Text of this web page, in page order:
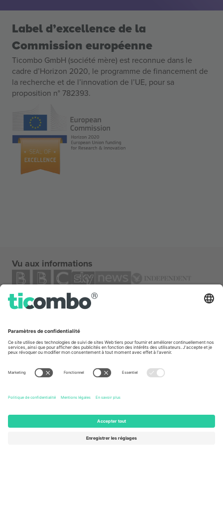
Label d’excellence de la
Commission européenne
Ticombo GmbH (société mère) est reconnue dans le
cadre d’Horizon 2020, le programme de financement de
la recherche et de l’innovation de l’UE, pour sa
proposition n° 782393.
Vu aux informations
TixProtect
Programme d'affiliation
Comment ça marche
Centre d'information sur la Coupe
Nous contacter